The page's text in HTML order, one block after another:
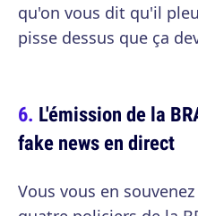
qu'on vous dit qu'il
pisse dessus que ça
L'émission de la
fake news en direct
Vous vous en